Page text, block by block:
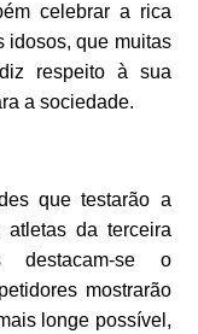
celebrar a rica
idosos, que muitas
respeito à sua
a sociedade.
que testarão a
da terceira
destacam-se o
mostrarão
longe possível,